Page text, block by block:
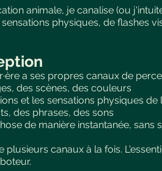
animale, je canalise (ou
physiques, de flashes
a ses propres canaux de
des scènes, des couleurs
et les sensations physiques de
des phrases, des sons
de manière instantanée, sans
canaux à la fois.